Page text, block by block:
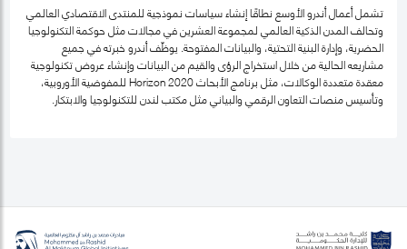
تشمل أعمال أندرو الأوسع نطاقًا إنشاء سياسات نموذجية للمنتدى الاقتصادي العالمي
وتحالف المدن الذكية العالمي لمجموعة العشرين في مجالات مثل حوكمة التكنولوجيا
الحضرية، وإدارة البنية التحتية، والبيانات المفتوحة. يوظّف أندرو خبرته في جميع
مشاريعه الحالية من خلال استخراج الرؤى والقيم من البيانات وإنشاء عروض تكنولوجية
معقدة متعددة الوكالات، مثل برنامج الأبحاث Horizon 2020 للمفوضية الأوروبية،
وتأسيس منصات التعاون الرقمي والبياني مثل مكتب لندن للتكنولوجيا والابتكار.